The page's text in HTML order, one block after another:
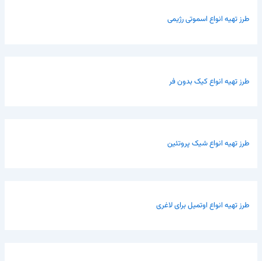
طرز تهیه انواع اسموتی رژیمی
طرز تهیه انواع کیک بدون فر
طرز تهیه انواع شیک پروتئین
طرز تهیه انواع اوتمیل برای لاغری